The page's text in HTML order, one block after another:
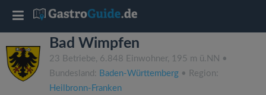
Bad Wimpfen
23 Betriebe, 6.848 Einwohner, 195 m ü.NN •
Bundesland: Baden-Württemberg • Region:
Heilbronn-Franken
T
o
g